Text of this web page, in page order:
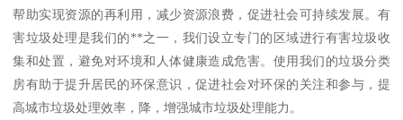
帮助实现资源的再利用，减少资源浪费，促进社会可持续发展。有
害垃圾处理是我们的**之一，我们设立专门的区域进行有害垃圾收
集和处置，避免对环境和人体健康造成危害。使用我们的垃圾分类
房有助于提升居民的环保意识，促进社会对环保的关注和参与，提
高城市垃圾处理效率，降，增强城市垃圾处理能力。